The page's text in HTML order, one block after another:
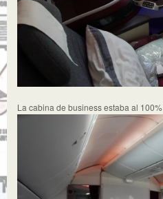
La cabina de business estaba al 100%